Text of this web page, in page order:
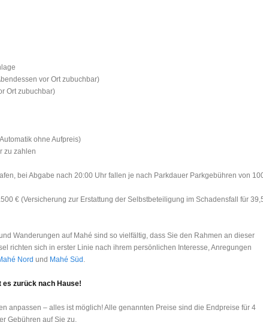
vor Ort zubuchbar)
Ort zubuchbar)
ohne Aufpreis)
zu zahlen
bei Abgabe nach 20:00 Uhr fallen je nach Parkdauer Parkgebühren von
€ (Versicherung zur Erstattung der Selbstbeteiligung im Schadensfall für
Wanderungen auf Mahé sind so vielfältig, dass Sie den Rahmen an dieser
richten sich in erster Linie nach ihrem persönlichen Interesse, Anregungen
Nord und Mahé Süd .
es zurück nach Hause!
anpassen – alles ist möglich! Alle genannten Preise sind die Endpreise für 4
Gebühren auf Sie zu.